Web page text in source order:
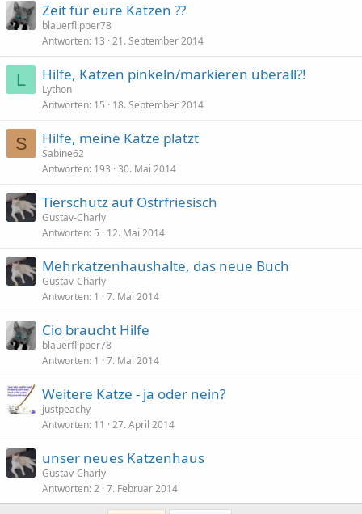
Zeit für eure Katzen ??
blauerflipper78
Antworten 13 21. September 2014
L Hilfe, Katzen pinkeln/markieren überall?!
Lython
Antworten 15 18. September 2014
S Hilfe, meine Katze platzt
Sabine62
Antworten 193 30. Mai 2014
Tierschutz auf Ostrfriesisch
Gustav-Charly
Antworten 5 12. Mai 2014
Mehrkatzenhaushalte, das neue Buch
Gustav-Charly
Antworten 1 7. Mai 2014
Cio braucht Hilfe
blauerflipper78
Antworten 1 7. Mai 2014
Weitere Katze - ja oder nein?
justpeachy
Antworten 11 27. April 2014
unser neues Katzenhaus
Gustav-Charly
Antworten 2 7. Februar 2014